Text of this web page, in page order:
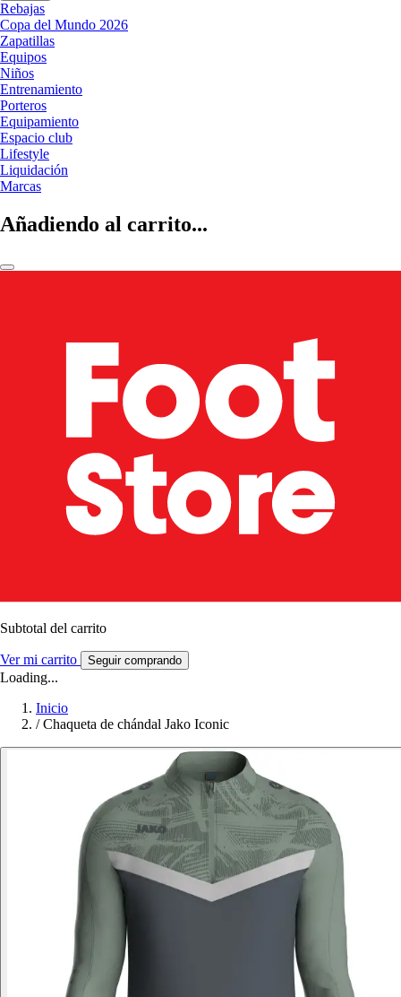
Rebajas
Copa del Mundo 2026
Zapatillas
Equipos
Niños
Entrenamiento
Porteros
Equipamiento
Espacio club
Lifestyle
Liquidación
Marcas
Añadiendo al carrito...
Subtotal del carrito
Ver mi carrito Seguir comprando
Loading...
Inicio
/ Chaqueta de chándal Jako Iconic